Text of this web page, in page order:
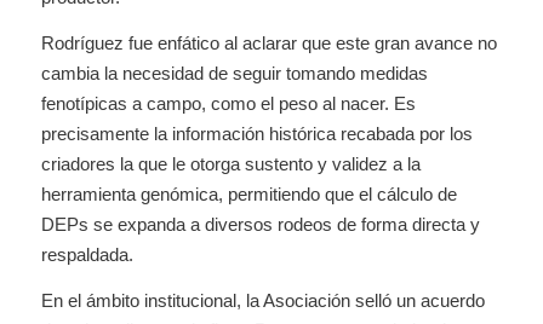
Rodríguez fue enfático al aclarar que este gran avance no
cambia la necesidad de seguir tomando medidas
fenotípicas a campo, como el peso al nacer. Es
precisamente la información histórica recabada por los
criadores la que le otorga sustento y validez a la
herramienta genómica, permitiendo que el cálculo de
DEPs se expanda a diversos rodeos de forma directa y
respaldada.
En el ámbito institucional, la Asociación selló un acuerdo